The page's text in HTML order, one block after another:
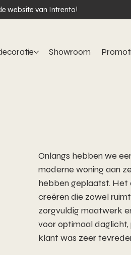
Showroom
website van Intrento!
Onlangs hebben we
moderne woning aan
hebben geplaatst. Het
creëren die zowel
zorgvuldig maatwerk
voor optimaal daglicht,
klant was zeer